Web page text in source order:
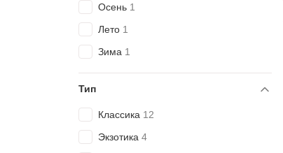
Осень 1
Лето 1
Зима 1
Тип
Классика 12
Экзотика 4